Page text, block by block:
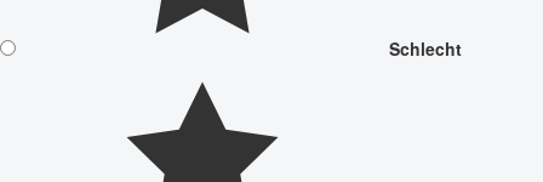
Schlecht